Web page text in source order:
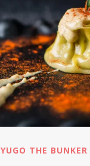
YUGO THE BUNKER